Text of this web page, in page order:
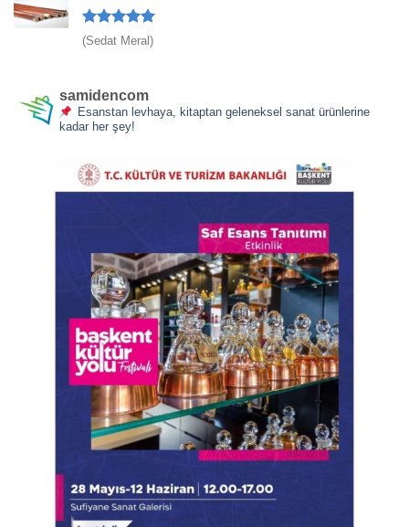
5 üzerinden
5
(Sedat Meral)
samidencom
Esanstan levhaya, kitaptan geleneksel sanat ürünlerine
kadar her şey!